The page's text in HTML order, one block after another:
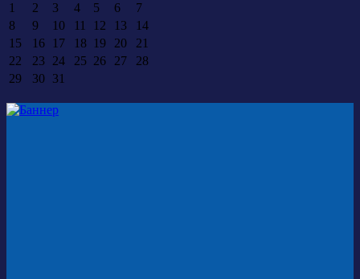
1
2 3 4 5 6
7
8
9 10 11 12 13
14
15
16 17 18 19 20
21
22
23 24 25 26 27
28
29
30 31